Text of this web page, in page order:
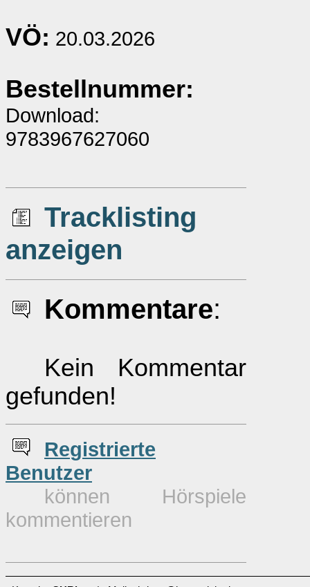
VÖ: 20.03.2026
Bestellnummer:
Download:
9783967627060
Tracklisting
anzeigen
Kommentare:
Kein Kommentar
gefunden!
Registrierte
Benutzer
können Hörspiele
kommentieren